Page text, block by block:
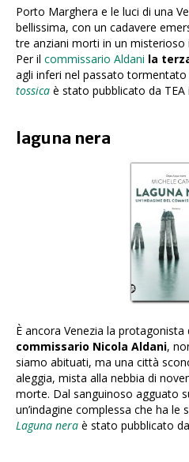
Porto Marghera e le luci di una
bellissima, con un cadavere
tre anziani morti in un misterioso
Per il commissario Aldani la
agli inferi nel passato
tossica è stato pubblicato da
laguna nera
È ancora Venezia la protagonista
commissario Nicola Aldani,
siamo abituati, ma una città
aleggia, mista alla nebbia di
morte. Dal sanguinoso agguato
un’indagine complessa che ha le
Laguna nera è stato pubblicato